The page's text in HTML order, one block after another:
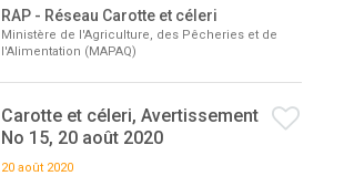
RAP - Réseau Carotte et céleri
Ministère de l'Agriculture, des Pêcheries et de
l'Alimentation (MAPAQ)
Carotte et céleri, Avertissement
No 15, 20 août 2020
20 août 2020